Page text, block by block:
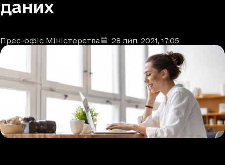
даних
Автори
Прес-офіс Міністерства
Дата та час публікації: 28 лип. 2021, 17:05